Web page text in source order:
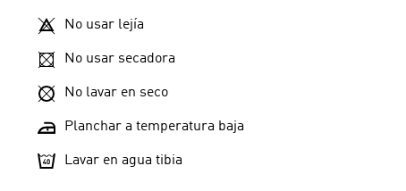
No usar lejía
No usar secadora
No lavar en seco
Planchar a temperatura baja
Lavar en agua tibia